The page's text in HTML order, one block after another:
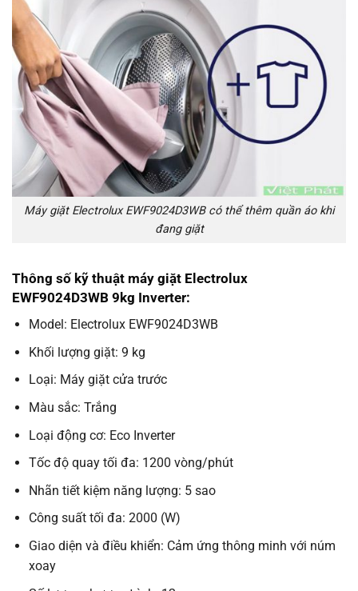
Máy giặt Electrolux EWF9024D3WB có thể thêm quần áo khi
đang giặt
Thông số kỹ thuật máy giặt Electrolux
EWF9024D3WB 9kg Inverter:
Model: Electrolux EWF9024D3WB
Khối lượng giặt: 9 kg
Loại: Máy giặt cửa trước
Màu sắc: Trắng
Loại động cơ: Eco Inverter
Tốc độ quay tối đa: 1200 vòng/phút
Nhãn tiết kiệm năng lượng: 5 sao
Công suất tối đa: 2000 (W)
Giao diện và điều khiển: Cảm ứng thông minh với núm
xoay